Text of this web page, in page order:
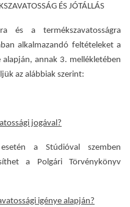
ÉS JÓTÁLLÁS
és a termékszavatosságra
alkalmazandó feltételeket a
annak 3. mellékletében
az alábbiak szerint:
jogával?
a Stúdióval szemben
a Polgári Törvénykönyv
igénye alapján?